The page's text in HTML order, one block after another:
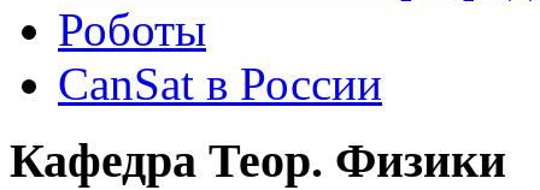
Роботы
CanSat в России
Кафедра Теор. Физики